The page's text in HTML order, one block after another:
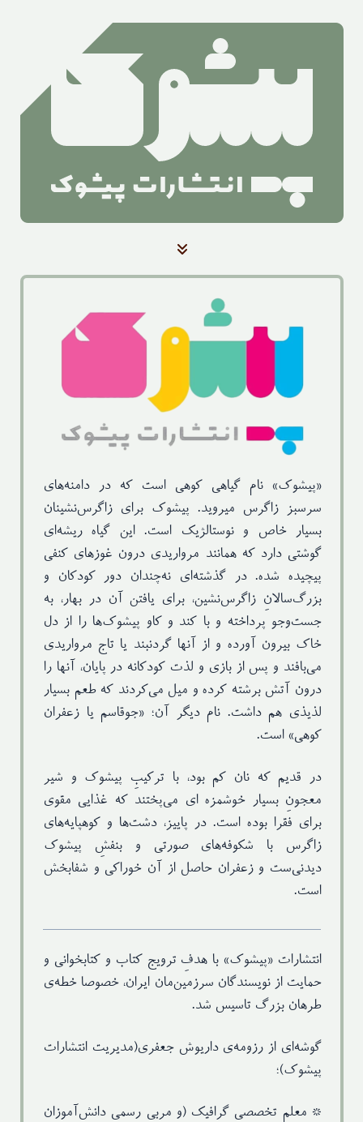
کتاب‌ها
آرشیو بلندخوانی کتاب
درباره‌ی ما
«پیشوك» نام گیاهی كوهی است كه در دامنه‌های
سرسبز زاگرس میروید. پیشوک برای زاگرس‌نشینان
بسیار خاص و نوستالژیک است. این گیاه ریشه‌ای
گوشتی دارد كه همانند مرواریدی درون غوزهای كنفی
پیچیده شده. در گذشته‌ای نه‌چندان دور كودكان و
بزرگ‌سالانِ زاگرس‌نشین، برای یافتن آن در بهار، به
جست‌وجو پرداخته و با كند و كاو پیشوك‌ها را از دل
خاك بیرون آورده و از آنها گردنبند یا تاج مرواریدی
می‌بافند و پس از بازی و لذت كودكانه در پایان، آنها را
درون آتش برشته كرده و میل می‌كردند كه طعم بسیار
لذیذی هم داشت. نام دیگر آن؛ «جوقاسم یا زعفران
کوهی» است.
در قديم‌ كه نان كم بود، با تركيبِ پيشوك و شير
معجونِ بسيار خوشمزه اي مي‌پختند كه غذايي مقوي
براي فقرا بوده است. در پاییز، دشت‌ها و کوهپایه‌های
زاگرس با شکوفه‌های صورتی و بنفشِ پیشوک
دیدنی‌ست و زعفران حاصل از آن خوراکی و شفابخش
است.
انتشارات «پیشوک» با هدفِ ترویج کتاب و کتابخوانی و
حمایت از نویسندگان سرزمین‌مان ایران، خصوصا خطه‌ی
طرهان بزرگ تاسیس شد.
گوشه‌ای از رزومه‌ی داریوش جعفری(مدیریت انتشارات
پیشوک)؛
* معلم تخصصی گرافیک (و مربی رسمی دانش‌آموزان